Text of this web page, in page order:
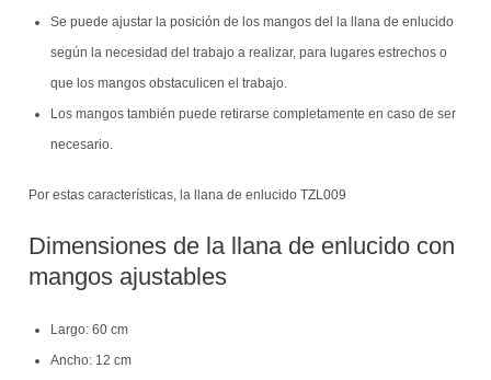
Se puede ajustar la posición de los mangos del la llana de enlucido
según la necesidad del trabajo a realizar, para lugares estrechos o
que los mangos obstaculicen el trabajo.
Los mangos también puede retirarse completamente en caso de ser
necesario.
Por estas características, la llana de enlucido TZL009
Dimensiones de la llana de enlucido con
mangos ajustables
Largo: 60 cm
Ancho: 12 cm